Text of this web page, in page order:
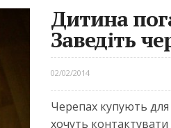
Дитина
Заведіть
02/02/2014
Черепах купують для
хочуть